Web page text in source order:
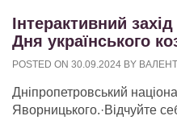
Інтерактивний
Дня українського
POSTED ON 30.09.2024 BY
Дніпропетровський
Яворницького.·Відчуйте